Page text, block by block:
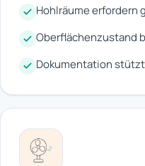
Hohlräume erfordern
Oberflächenzustand
Dokumentation